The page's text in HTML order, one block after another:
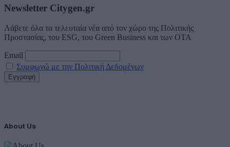
Newsletter Citygen.gr
Λάβετε όλα τα τελευταία νέα από τον χώρο της Πολιτικής
Προστασίας, του ESG, του Green Business και των ΟΤΑ
Email
Συμφωνώ με την Πολιτική Δεδομένων
About Us